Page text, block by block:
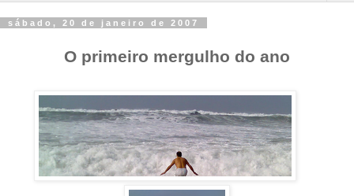
sábado, 20 de janeiro de 2007
O primeiro mergulho do ano